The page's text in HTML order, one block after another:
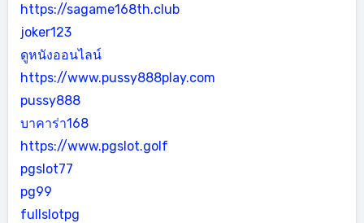
https://sagame168th.club
joker123
ดูหนังออนไลน์
https://www.pussy888play.com
pussy888
บาคาร่า168
https://www.pgslot.golf
pgslot77
pg99
fullslotpg